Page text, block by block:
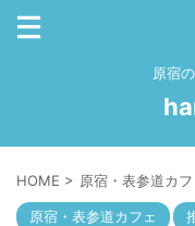
原宿
HOME > 原宿・表参道カフ
原宿・表参道カフェ